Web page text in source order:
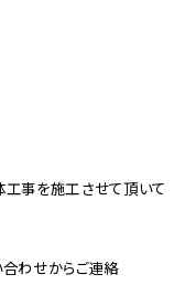
事を施工させて頂いて
わせからご連絡